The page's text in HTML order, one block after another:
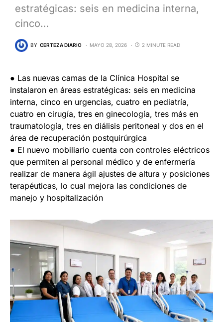
estratégicas: seis en medicina interna,
cinco…
BY CERTEZA DIARIO MAYO 28, 2026 2 MINUTE READ
● Las nuevas camas de la Clínica Hospital se
instalaron en áreas estratégicas: seis en medicina
interna, cinco en urgencias, cuatro en pediatría,
cuatro en cirugía, tres en ginecología, tres más en
traumatología, tres en diálisis peritoneal y dos en el
área de recuperación postquirúrgica
● El nuevo mobiliario cuenta con controles eléctricos
que permiten al personal médico y de enfermería
realizar de manera ágil ajustes de altura y posiciones
terapéuticas, lo cual mejora las condiciones de
manejo y hospitalización